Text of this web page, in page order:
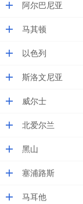
阿尔巴尼亚
马其顿
以色列
斯洛文尼亚
威尔士
北爱尔兰
黑山
塞浦路斯
马耳他